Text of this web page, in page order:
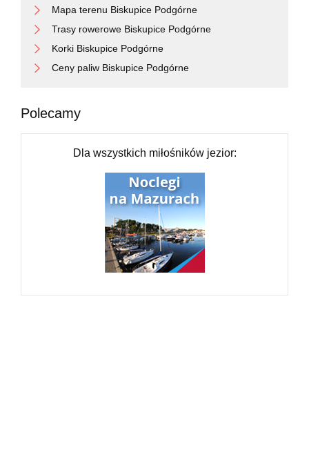
Mapa terenu Biskupice Podgórne
Trasy rowerowe Biskupice Podgórne
Korki Biskupice Podgórne
Ceny paliw Biskupice Podgórne
Polecamy
Dla wszystkich miłośników jezior: